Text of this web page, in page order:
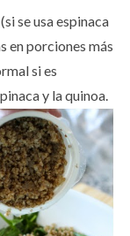
se usa espinaca
en porciones más
si es
y la quinoa.